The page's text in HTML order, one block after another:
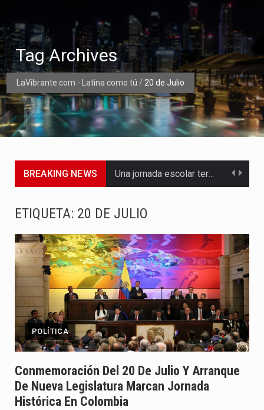
LaVibrante.com - Latina como tú / 20 de Julio
Tag Archives
BREAKING NEWS Una jornada escolar terminó en tragedia este viernes 7 de…
Abelardo de la Espriella asumió este viernes 7 de agosto…
La llegada de Álvaro Uribe Vélez a la ceremonia de…
Con una salva de 21 cañonazos se cumplieron los honores…
El presidente electo Abelardo de la Espriella aseguró que durante…
ETIQUETA: 20 DE JULIO
POLÍTICA
Conmemoración Del 20 De Julio Y Arranque
De Nueva Legislatura Marcan Jornada
Histórica En Colombia